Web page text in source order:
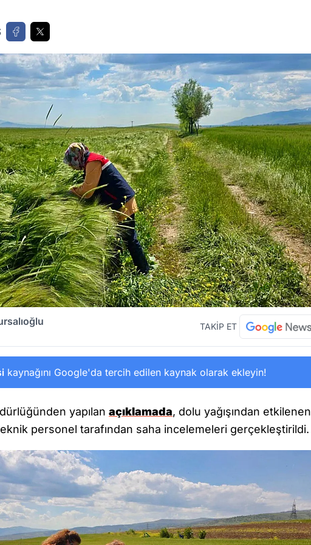
TAKİP ET
kaynağını Google'da tercih edilen kaynak olarak ekleyin!
yapılan açıklamada, dolu yağışından etkilenen
personel tarafından saha incelemeleri gerçekleştirildi.